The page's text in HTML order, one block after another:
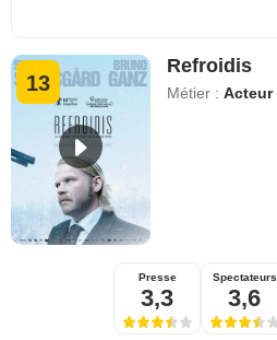
13
Refroidis
Métier :Acteur
Presse
3,3
Spectateurs
3,6